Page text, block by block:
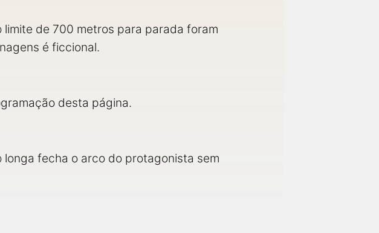
de 700 metros para parada foram
é ficcional.
desta página.
fecha o arco do protagonista sem